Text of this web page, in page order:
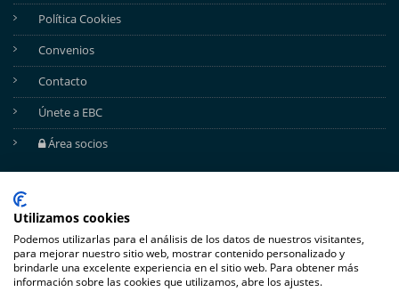
Política Cookies
Convenios
Contacto
Únete a EBC
Área socios
REDES SOCIALES
Utilizamos cookies
Podemos utilizarlas para el análisis de los datos de nuestros visitantes,
para mejorar nuestro sitio web, mostrar contenido personalizado y
brindarle una excelente experiencia en el sitio web. Para obtener más
información sobre las cookies que utilizamos, abre los ajustes.